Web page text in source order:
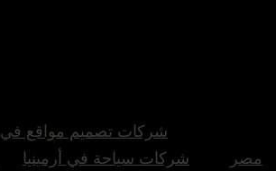
شركات تصميم مواقع في
مصر
شركات سياحة في أرمينيا